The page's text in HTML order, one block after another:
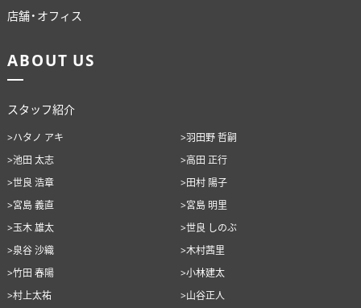
店舗・オフィス
ABOUT US
スタッフ紹介
>ハタノ アキ
>羽田野 哲嗣
>池田 太志
>高田 正行
>世良 浩章
>田村 陽子
>宮島 義直
>宮島 明里
>玉木 雄太
>世良 しのぶ
>泉谷 沙織
>木村茜里
>竹田 春陽
>小林建太
>村上太祐
>山谷正人